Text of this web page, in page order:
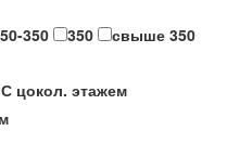
350 350
свыше 350
С цокол. этажем